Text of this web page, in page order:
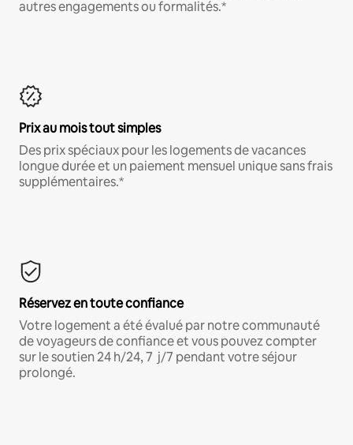
autres engagements ou formalités.*
Prix au mois tout simples
Des prix spéciaux pour les logements de vacances
longue durée et un paiement mensuel unique sans frais
supplémentaires.*
Réservez en toute confiance
Votre logement a été évalué par notre communauté
de voyageurs de confiance et vous pouvez compter
sur le soutien 24 h/24, 7 j/7 pendant votre séjour
prolongé.